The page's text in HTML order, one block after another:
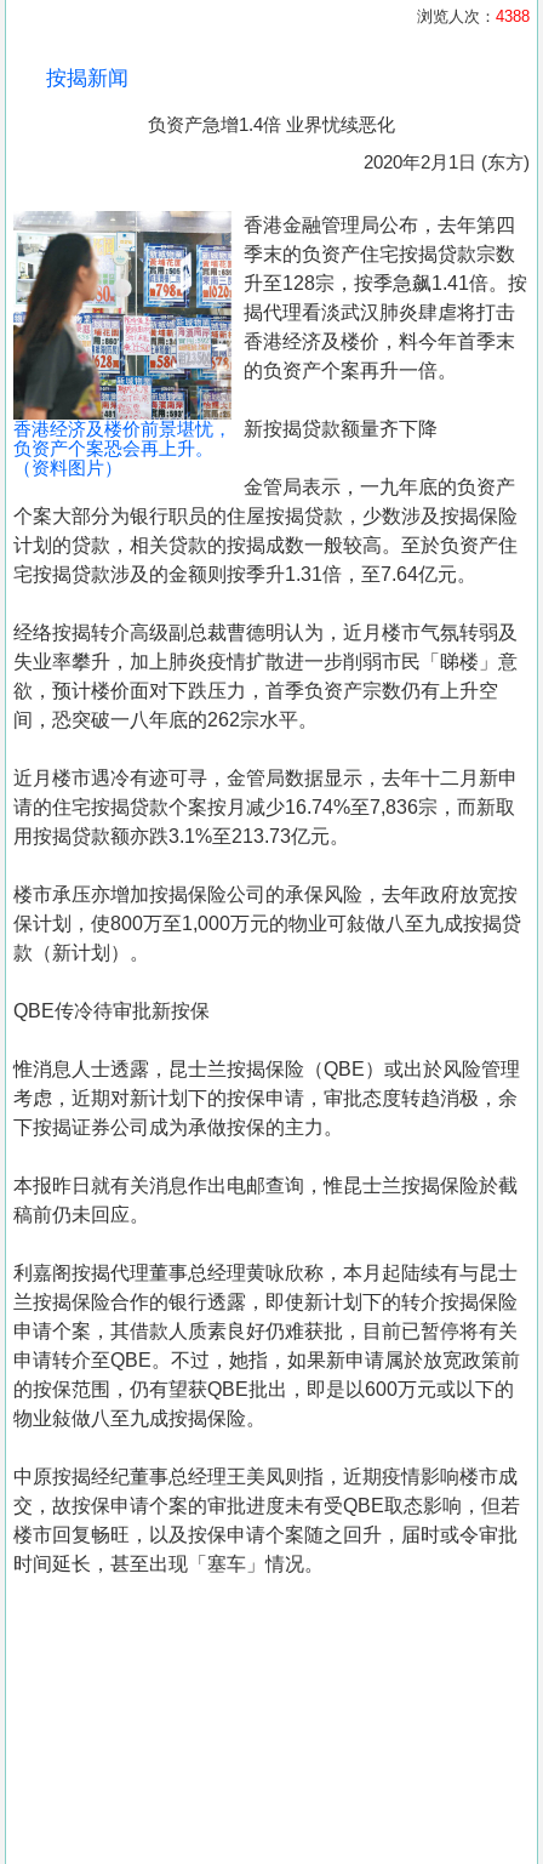
置
业
手
册
关
於
我
们
浏览人次： 4388
按揭新闻
负资产急增1.4倍 业界忧续恶化
2020年2月1日 (东方)
香港经济及楼价前景堪忧，
负资产个案恐会再上升。
（资料图片）
香港金融管理局公布，去年第四
季末的负资产住宅按揭贷款宗数
升至128宗，按季急飙1.41倍。按
揭代理看淡武汉肺炎肆虐将打击
香港经济及楼价，料今年首季末
的负资产个案再升一倍。
新按揭贷款额量齐下降
金管局表示，一九年底的负资产
个案大部分为银行职员的住屋按揭贷款，少数涉及按揭保险
计划的贷款，相关贷款的按揭成数一般较高。至於负资产住
宅按揭贷款涉及的金额则按季升1.31倍，至7.64亿元。
经络按揭转介高级副总裁曹德明认为，近月楼市气氛转弱及
失业率攀升，加上肺炎疫情扩散进一步削弱市民「睇楼」意
欲，预计楼价面对下跌压力，首季负资产宗数仍有上升空
间，恐突破一八年底的262宗水平。
近月楼市遇冷有迹可寻，金管局数据显示，去年十二月新申
请的住宅按揭贷款个案按月减少16.74%至7,836宗，而新取
用按揭贷款额亦跌3.1%至213.73亿元。
楼市承压亦增加按揭保险公司的承保风险，去年政府放宽按
保计划，使800万至1,000万元的物业可敍做八至九成按揭贷
款（新计划）。
QBE传冷待审批新按保
惟消息人士透露，昆士兰按揭保险（QBE）或出於风险管理
考虑，近期对新计划下的按保申请，审批态度转趋消极，余
下按揭证券公司成为承做按保的主力。
本报昨日就有关消息作出电邮查询，惟昆士兰按揭保险於截
稿前仍未回应。
利嘉阁按揭代理董事总经理黄咏欣称，本月起陆续有与昆士
兰按揭保险合作的银行透露，即使新计划下的转介按揭保险
申请个案，其借款人质素良好仍难获批，目前已暂停将有关
申请转介至QBE。不过，她指，如果新申请属於放宽政策前
的按保范围，仍有望获QBE批出，即是以600万元或以下的
物业敍做八至九成按揭保险。
中原按揭经纪董事总经理王美凤则指，近期疫情影响楼市成
交，故按保申请个案的审批进度未有受QBE取态影响，但若
楼市回复畅旺，以及按保申请个案随之回升，届时或令审批
时间延长，甚至出现「塞车」情况。